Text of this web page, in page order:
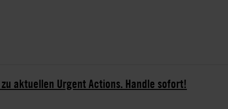
aktuellen Urgent Actions. Handle sofort!